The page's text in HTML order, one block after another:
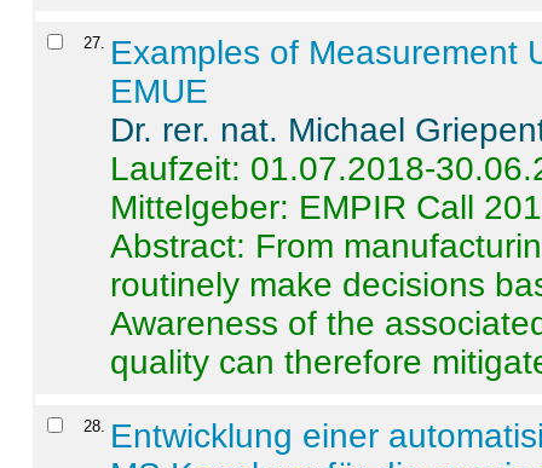
27. Examples of Measurement
EMUE
Dr. rer. nat. Michael
Laufzeit: 01.07.2018-
Mittelgeber: EMPIR Call
Abstract: From
routinely make decisions
Awareness of the
quality can therefore
28. Entwicklung einer